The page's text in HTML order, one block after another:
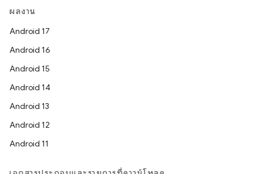
ผลงาน
Android 17
Android 16
Android 15
Android 14
Android 13
Android 12
Android 11